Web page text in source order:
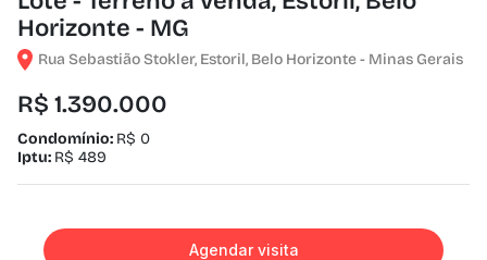
Horizonte - MG
Rua Sebastião Stokler, Estoril, Belo Horizonte - Minas Gerais
R$ 1.390.000
Condomínio: R$ 0
Iptu: R$ 489
Agendar visita